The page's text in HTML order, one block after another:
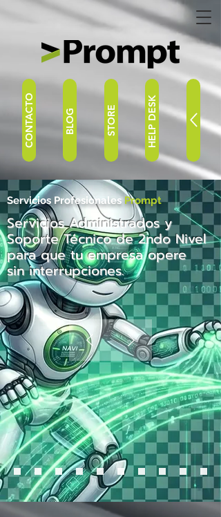
CONTACTO STORE HELP DESK
BLOG
Servicios ProfesionalesPrompt
Servicios Administrados y
Soporte Técnico de 2ndo Nivel
para que tu empresa opere
sin interrupciones.